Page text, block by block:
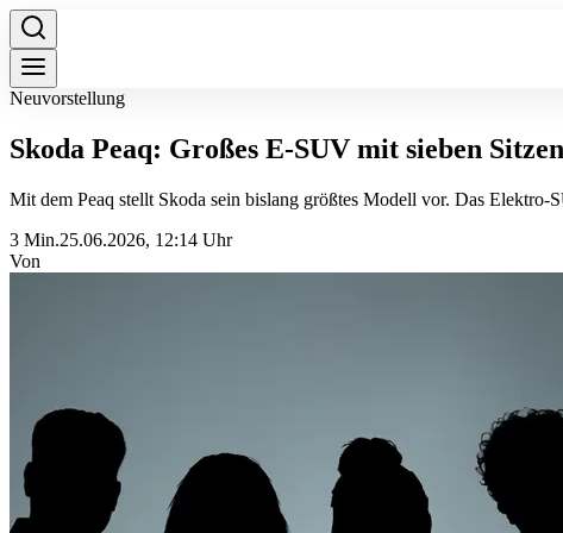
Neuvorstellung
Skoda Peaq: Großes E‑SUV mit sieben Sitzen
Mit dem Peaq stellt Skoda sein bislang größtes Modell vor. Das
3 Min.25.06.2026, 12:14 Uhr
Von